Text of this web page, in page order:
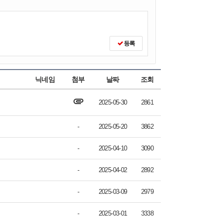
등록
닉네임 첨부 날짜 조회
attachment 2025-05-30 2861
- 2025-05-20 3862
- 2025-04-10 3090
- 2025-04-02 2892
- 2025-03-09 2979
- 2025-03-01 3338